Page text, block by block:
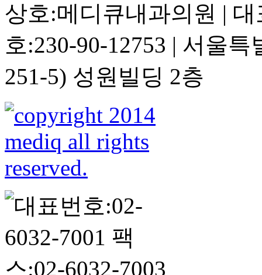
상호:메디큐내과의원 |
호:230-90-12753 | 서울
251-5) 성원빌딩 2층